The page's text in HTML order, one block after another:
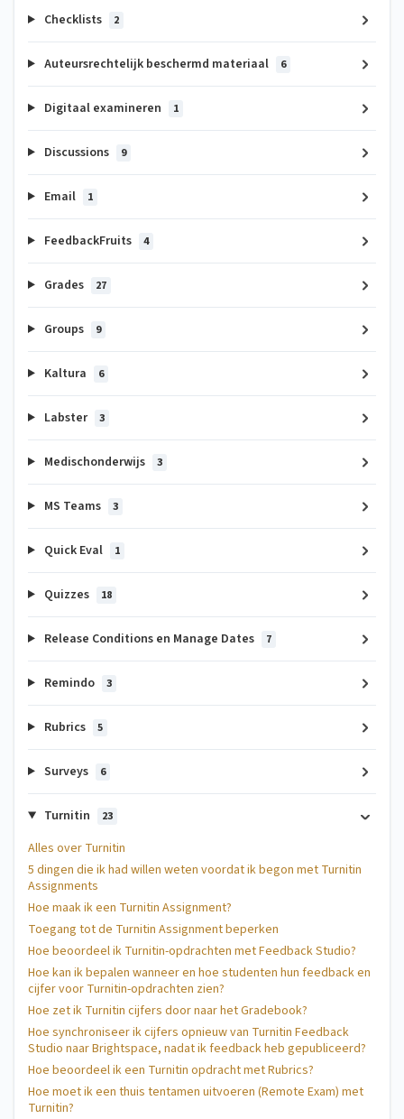
Checklists 2
Auteursrechtelijk beschermd materiaal 6
Digitaal examineren 1
Discussions 9
Email 1
FeedbackFruits 4
Grades 27
Groups 9
Kaltura 6
Labster 3
Medischonderwijs 3
MS Teams 3
Quick Eval 1
Quizzes 18
Release Conditions en Manage Dates 7
Remindo 3
Rubrics 5
Surveys 6
Turnitin 23
Alles over Turnitin
5 dingen die ik had willen weten voordat ik begon met Turnitin
Assignments
Hoe maak ik een Turnitin Assignment?
Toegang tot de Turnitin Assignment beperken
Hoe beoordeel ik Turnitin-opdrachten met Feedback Studio?
Hoe kan ik bepalen wanneer en hoe studenten hun feedback en
cijfer voor Turnitin-opdrachten zien?
Hoe zet ik Turnitin cijfers door naar het Gradebook?
Hoe synchroniseer ik cijfers opnieuw van Turnitin Feedback
Studio naar Brightspace, nadat ik feedback heb gepubliceerd?
Hoe beoordeel ik een Turnitin opdracht met Rubrics?
Hoe moet ik een thuis tentamen uitvoeren (Remote Exam) met
Turnitin?